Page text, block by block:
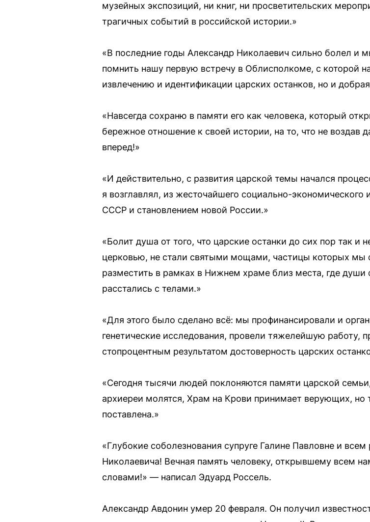
музейных экспозиций, ни книг, ни просветительских
трагичных событий в российской истории.»
«В последние годы Александр Николаевич сильно болел и
помнить нашу первую встречу в Облисполкоме, с которой
извлечению и идентификации царских останков, но и
«Навсегда сохраню в памяти его как человека, который
бережное отношение к своей истории, на то, что не воздав
вперед!»
«И действительно, с развития царской темы начался
я возглавлял, из жесточайшего социально-экономического
СССР и становлением новой России.»
«Болит душа от того, что царские останки до сих пор так и
церковью, не стали святыми мощами, частицы которых мы
разместить в рамках в Нижнем храме близ места, где души
расстались с телами.»
«Для этого было сделано всё: мы профинансировали и
генетические исследования, провели тяжелейшую работу,
стопроцентным результатом достоверность царских
«Сегодня тысячи людей поклоняются памяти царской
архиереи молятся, Храм на Крови принимает верующих, но
поставлена.»
«Глубокие соболезнования супруге Галине Павловне и
Николаевича! Вечная память человеку, открывшему всем
словами!» — написал Эдуард Россель.
Александр Авдонин умер 20 февраля. Он получил